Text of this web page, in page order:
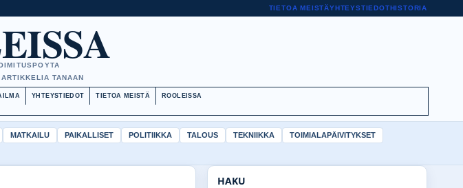
TIETOA MEISTÄYHTEYSTIEDOTHISTORIA
TANAAN
YHTEYSTIEDOT TIETOA MEISTÄ ROOLEISSA
MATKAILU PAIKALLISET POLITIIKKA TALOUS TEKNIIKKA
TOIMIALAPÄIVITYKSET
HAKU